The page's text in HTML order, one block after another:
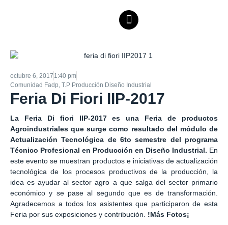
octubre 6, 2017 1:40 pm
Comunidad Fadp T.P Producción Diseño Industrial
Feria Di Fiori IIP-2017
La Feria Di fiori IIP-2017 es una Feria de productos
Agroindustriales que surge como resultado del módulo de
Actualización Tecnológica de 6to semestre del programa
Técnico Profesional en Producción en Diseño Industrial. En
este evento se muestran productos e iniciativas de actualización
tecnológica de los procesos productivos de la producción, la
idea es ayudar al sector agro a que salga del sector primario
económico y se pase al segundo que es de transformación.
Agradecemos a todos los asistentes que participaron de esta
Feria por sus exposiciones y contribución. !Más Fotos¡